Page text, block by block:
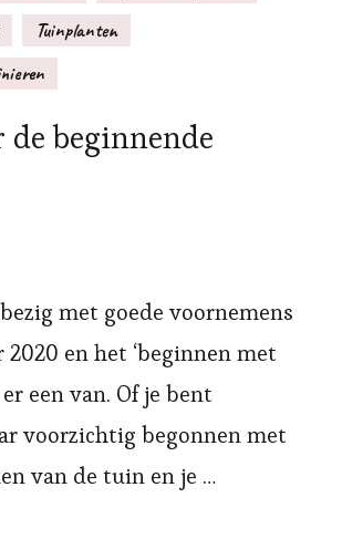
Tuinplanten
de beginnende
met goede voornemens
en het ‘beginnen met
een van. Of je bent
voorzichtig begonnen met
van de tuin en je …